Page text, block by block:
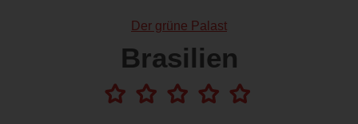
Der grüne Palast
Brasilien